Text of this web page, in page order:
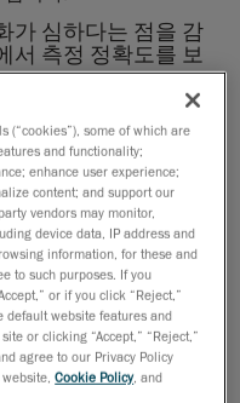
가 심하다는 점을 감
서 측정 정확도를 보
행하려면 불안정한
이 필수적입니다. 측
는 고정된 설비에 장
다. 측정 결과에 영향
접근하기 어려운 부품
이동할 수 있어야 합
5미터 이상으로 크
부품을 검사하고 높은
엇일까요?
(“cookies”), some of which are
and functionality;
enhance user experience;
content; and support our
vendors may monitor,
device data, IP address and
information, for these and
to such purposes. If you
or if you click “Reject,”
default website features and
or clicking “Accept,” “Reject,”
agree to our Privacy Policy
website,Cookie Policy, and